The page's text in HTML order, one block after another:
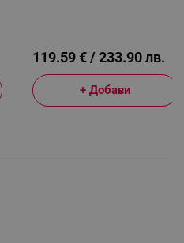
119.59 € / 233.90 лв.
+ Добави